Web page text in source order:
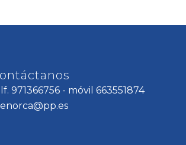
971366756 - móvil 663551874